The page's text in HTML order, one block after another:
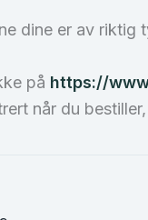
dine er av riktig
på https://
når du